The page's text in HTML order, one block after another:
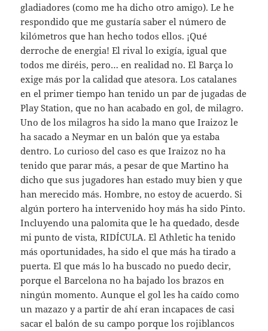
gladiadores (como me ha dicho otro amigo). Le he
respondido que me gustaría saber el número de
kilómetros que han hecho todos ellos. ¡Qué
derroche de energia! El rival lo exigía, igual que
todos me diréis, pero… en realidad no. El Barça lo
exige más por la calidad que atesora. Los catalanes
en el primer tiempo han tenido un par de jugadas de
Play Station, que no han acabado en gol, de milagro.
Uno de los milagros ha sido la mano que Iraizoz le
ha sacado a Neymar en un balón que ya estaba
dentro. Lo curioso del caso es que Iraizoz no ha
tenido que parar más, a pesar de que Martino ha
dicho que sus jugadores han estado muy bien y que
han merecido más. Hombre, no estoy de acuerdo. Si
algún portero ha intervenido hoy más ha sido Pinto.
Incluyendo una palomita que le ha quedado, desde
mi punto de vista, RIDÍCULA. El Athletic ha tenido
más oportunidades, ha sido el que más ha tirado a
puerta. El que más lo ha buscado no puedo decir,
porque el Barcelona no ha bajado los brazos en
ningún momento. Aunque el gol les ha caído como
un mazazo y a partir de ahí eran incapaces de casi
sacar el balón de su campo porque los rojiblancos